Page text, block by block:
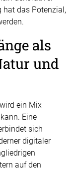
hat das Potenzial,
als
und
ein Mix
Eine
sich
digitaler
auf den